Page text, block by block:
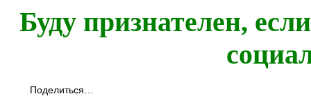
Буду признателен,
Поделиться…